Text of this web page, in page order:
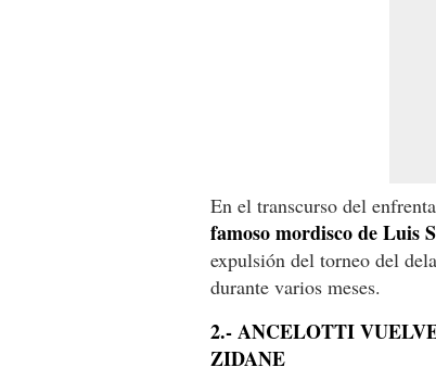
En el transcurso del
famoso mordisco de Luis
expulsión del torneo del
durante varios meses.
2.- ANCELOTTI
ZIDANE